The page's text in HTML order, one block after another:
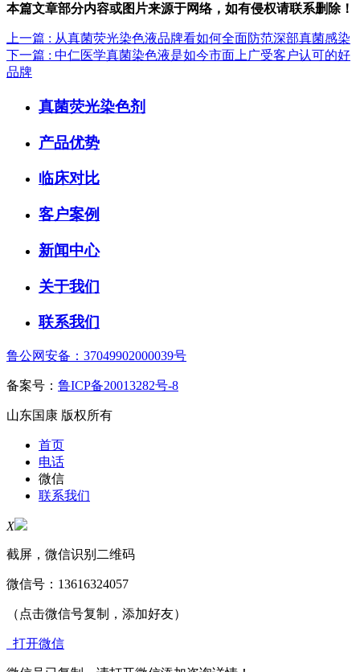
本篇文章部分内容或图片来源于网络，如有侵权请联系删除！
上一篇 : 从真菌荧光染色液品牌看如何全面防范深部真菌感染
下一篇 : 中仁医学真菌染色液是如今市面上广受客户认可的好
品牌
真菌荧光染色剂
产品优势
临床对比
客户案例
新闻中心
关于我们
联系我们
鲁公网安备：37049902000039号
备案号： 鲁ICP备20013282号-8
山东国康 版权所有
首页
电话
微信
联系我们
X
截屏，微信识别二维码
微信号： 13616324057
（点击微信号复制，添加好友）
打开微信